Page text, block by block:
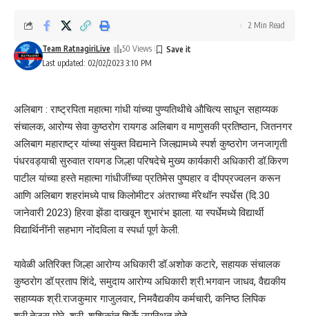
Last updated: 02/02/2023 3:10 PM
Team RatnagiriLive 50 Views
2 Min Read
अलिबाग : राष्ट्रपिता महात्मा गांधी यांच्या पुण्यतिथीचे औचित्य साधून सहाय्यक
संचालक, आरोग्य सेवा कुष्ठरोग रायगड अलिबाग व माणुसकी प्रतिष्ठान, जितनगर
अलिबाग महाराष्ट्र यांच्या संयुक्त विद्यमाने जिल्ह्यामध्ये स्पर्श कुष्ठरोग जनजागृती
पंधरवड्याची सुरुवात रायगड जिल्हा परिषदेचे मुख्य कार्यकारी अधिकारी डॉ.किरण
पाटील यांच्या हस्ते महात्मा गांधीजींच्या प्रतिमेस पुष्पहार व दीपप्रज्वलन करून
आणि अलिबाग शहरांमध्ये पाच किलोमीटर अंतराच्या मॅरेथॉन स्पर्धेस (दि.30
जानेवारी 2023) हिरवा झेंडा दाखवून शुभारंभ झाला. या स्पर्धेमध्ये विद्यार्थी
विद्यार्थिनींनी सहभाग नोंदविला व स्पर्धा पूर्ण केली.
यावेळी अतिरिक्त जिल्हा आरोग्य अधिकारी डॉ.अशोक कटारे, सहायक संचालक
कुष्ठरोग डॉ.प्रताप शिंदे, समुदाय आरोग्य अधिकारी श्री.भगवान जाधव, वैद्यकीय
सहाय्यक श्री.राजकुमार गाजुलवार, निमवैद्यकीय कर्मचारी, कनिष्ठ लिपिक